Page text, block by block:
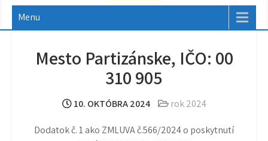
Menu
Mesto Partizánske, IČO: 00
310 905
10. OKTÓBRA 2024 rok 2024
Dodatok č. 1 ako ZMLUVA č.566/2024 o poskytnutí